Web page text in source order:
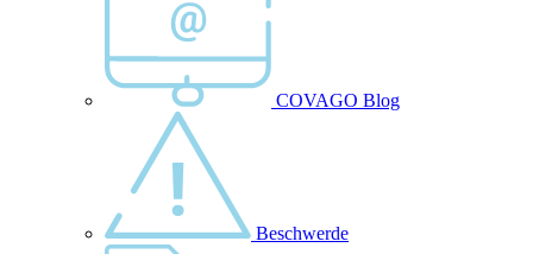
COVAGO Blog
Beschwerde